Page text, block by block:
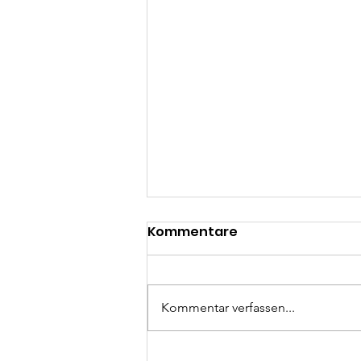
Kommentare
Kommentar verfassen...